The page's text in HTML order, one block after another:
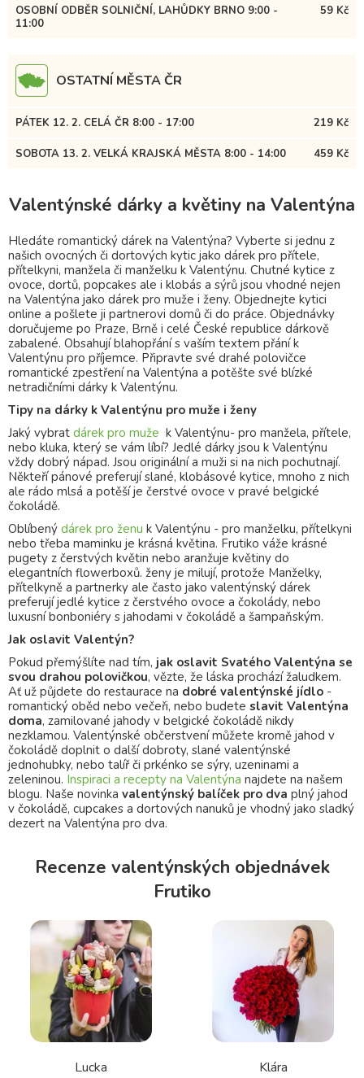
OSOBNÍ ODBĚR SOLNIČNÍ, LAHŮDKY BRNO 9:00 -
11:00
59 Kč
OSTATNÍ MĚSTA ČR
PÁTEK 12. 2. CELÁ ČR 8:00 - 17:00 219 Kč
SOBOTA 13. 2. VELKÁ KRAJSKÁ MĚSTA 8:00 - 14:00 459 Kč
Valentýnské dárky a květiny na Valentýna
Hledáte romantický dárek na Valentýna? Vyberte si jednu z
našich ovocných či dortových kytic jako dárek pro přítele,
přítelkyni, manžela či manželku k Valentýnu. Chutné kytice z
ovoce, dortů, popcakes ale i klobás a sýrů jsou vhodné nejen
na Valentýna jako dárek pro muže i ženy. Objednejte kytici
online a pošlete ji partnerovi domů či do práce. Objednávky
doručujeme po Praze, Brně i celé České republice dárkově
zabalené. Obsahují blahopřání s vaším textem přání k
Valentýnu pro příjemce. Připravte své drahé polovičce
romantické zpestření na Valentýna a potěšte své blízké
netradičními dárky k Valentýnu.
Tipy na dárky k Valentýnu pro muže i ženy
Jaký vybrat dárek pro muže k Valentýnu- pro manžela, přítele,
nebo kluka, který se vám líbí? Jedlé dárky jsou k Valentýnu
vždy dobrý nápad. Jsou originální a muži si na nich pochutnají.
Někteří pánové preferují slané, klobásové kytice, mnoho z nich
ale rádo mlsá a potěší je čerstvé ovoce v pravé belgické
čokoládě.
Oblíbený dárek pro ženu k Valentýnu - pro manželku, přítelkyni
nebo třeba maminku je krásná květina. Frutiko váže krásné
pugety z čerstvých květin nebo aranžuje květiny do
elegantních flowerboxů. ženy je milují, protože Manželky,
přítelkyně a partnerky ale často jako valentýnský dárek
preferují jedlé kytice z čerstvého ovoce a čokolády, nebo
luxusní bonboniéry s jahodami v čokoládě a šampaňským.
Jak oslavit Valentýn?
Pokud přemýšlíte nad tím, jak oslavit Svatého Valentýna se
svou drahou polovičkou, vězte, že láska prochází žaludkem.
Ať už půjdete do restaurace na dobré valentýnské jídlo -
romantický oběd nebo večeři, nebo budete slavit Valentýna
doma, zamilované jahody v belgické čokoládě nikdy
nezklamou. Valentýnské občerstvení můžete kromě jahod v
čokoládě doplnit o další dobroty, slané valentýnské
jednohubky, nebo talíř či prkénko se sýry, uzeninami a
zeleninou. Inspiraci a recepty na Valentýna najdete na našem
blogu. Naše novinka valentýnský balíček pro dva plný jahod
v čokoládě, cupcakes a dortových nanuků je vhodný jako sladký
dezert na Valentýna pro dva.
Recenze valentýnských objednávek
Frutiko
Lucka Klára